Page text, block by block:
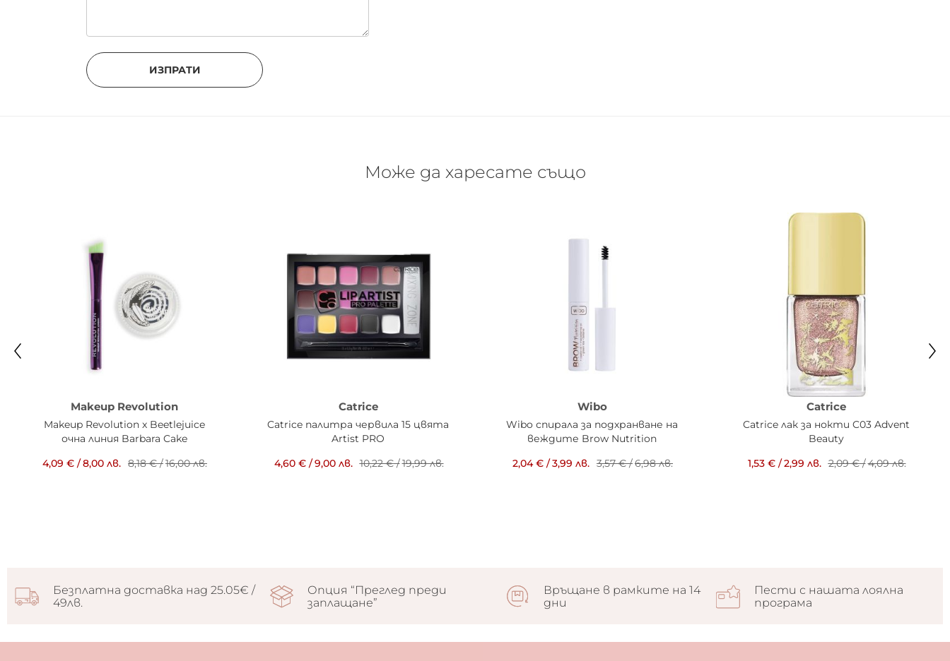
ИЗПРАТИ
Може да харесате също
Makeup Revolution
Makeup Revolution x Beetlejuice
очна линия Barbara Cake
4,09 € /8,00 лв. 8,18 €/16,00 лв.
Catrice
Catrice палитра червила 15 цвята
Artist PRO
4,60 €/9,00 лв. 10,22 €/19,99 лв.
Wibo
Wibo спирала за подхранване на
веждите Brow Nutrition
2,04 € /3,99 лв. 3,57 €/6,98 лв.
Catrice
Catrice лак за нокти C03 Advent
Beauty
1,53 €/2,99 лв. 2,09 €/4,09 лв.
Безплатна доставка над 25.05€ /
49лв.
Опция “Преглед преди
заплащане”
Връщане в рамките на 14
дни
Пести с нашата лоялна
програма